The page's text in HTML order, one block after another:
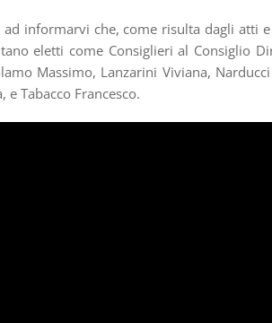
ad informarvi che, come risulta dagli atti
eletti come Consiglieri al Consiglio
Massimo, Lanzarini Viviana,
e Tabacco Francesco.